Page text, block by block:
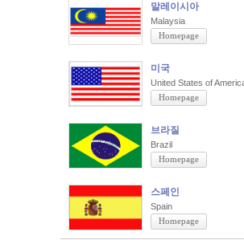
말레이시아
Malaysia
Homepage
미국
United States of
Homepage
브라질
Brazil
Homepage
스페인
Spain
Homepage